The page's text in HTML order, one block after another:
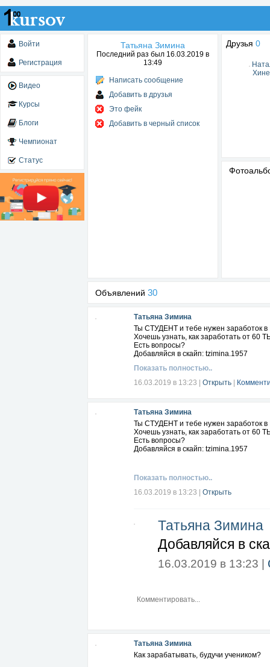
Войти
Регистрация
Видео
Курсы
Блоги
Чемпионат
Статус
Татьяна Зимина
Последний раз был 16.03.2019 в
13:49
Написать сообщение
Добавить в друзья
Это фейк
Добавить в черный список
Друзья 0
Объявлений 30
Татьяна Зимина
Ты СТУДЕНТ и тебе нужен
Хочешь узнать, как заработать от
Есть вопросы?
Добавляйся в скайп: tzimina.1957
Показать полностью..
16.03.2019 в 13:23
Открыть
Татьяна Зимина
Ты СТУДЕНТ и тебе нужен
Хочешь узнать, как заработать от
Есть вопросы?
Добавляйся в скайп: tzimina.1957
Показать полностью..
16.03.2019 в 13:23
Открыть
Татьяна Зимина
Добавляйся в
16.03.2019 в 13:23 |
Татьяна Зимина
Как зарабатывать, будучи учеником?